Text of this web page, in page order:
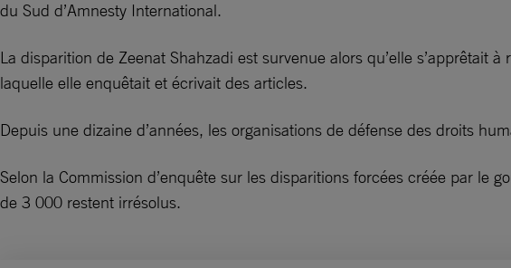
du Sud d’Amnesty International.
La disparition de Zeenat Shahzadi est survenue alors qu’elle s’apprêtait
laquelle elle enquêtait et écrivait des articles.
Depuis une dizaine d’années, les organisations de défense des droits
Selon la Commission d’enquête sur les disparitions forcées créée par le
de 3 000 restent irrésolus.